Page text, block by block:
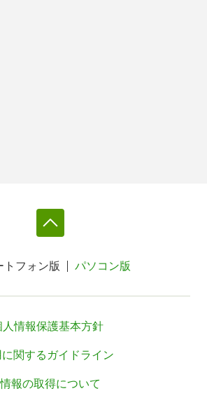
トフォン版 パソコン版
人情報保護基本方針
関するガイドライン
報の取得について